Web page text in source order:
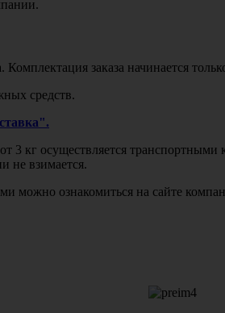
заказа начинается
средств.
от 3 кг осуществляется
не взимается.
можно ознакомиться на сайте